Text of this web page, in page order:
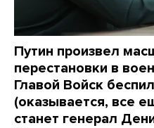
Путин произвел
перестановки в
Главой Войск
(оказывается, все
станет генерал